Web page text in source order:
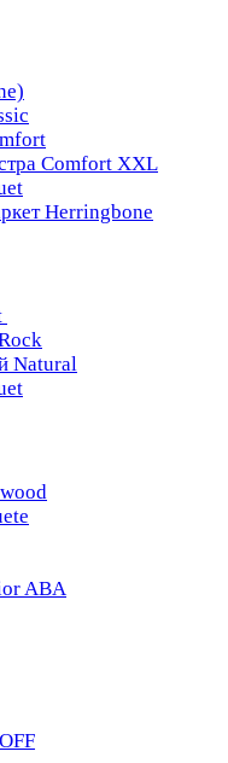
Comfort XXL
Herringbone
Natural
ABA